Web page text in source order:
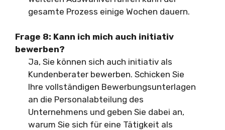
gesamte Prozess einige Wochen dauern.
Frage 8: Kann ich mich auch initiativ
bewerben?
Ja, Sie können sich auch initiativ als
Kundenberater bewerben. Schicken Sie
Ihre vollständigen Bewerbungsunterlagen
an die Personalabteilung des
Unternehmens und geben Sie dabei an,
warum Sie sich für eine Tätigkeit als